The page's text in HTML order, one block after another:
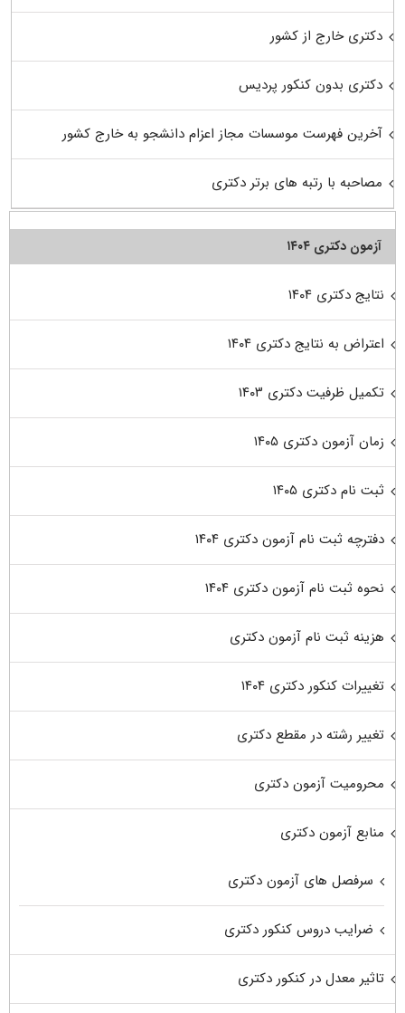
دکتری خارج از کشور
دکتری بدون کنکور پردیس
آخرین فهرست موسسات مجاز اعزام دانشجو به خارج کشور
مصاحبه با رتبه های برتر دکتری
آزمون دکتری ۱۴۰۴
نتایج دکتری ۱۴۰۴
اعتراض به نتایج دکتری ۱۴۰۴
تکمیل ظرفیت دکتری ۱۴۰۳
زمان آزمون دکتری ۱۴۰۵
ثبت نام دکتری ۱۴۰۵
دفترچه ثبت نام آزمون دکتری ۱۴۰۴
نحوه ثبت نام آزمون دکتری ۱۴۰۴
هزینه ثبت نام آزمون دکتری
تغییرات کنکور دکتری ۱۴۰۴
تغییر رشته در مقطع دکتری
محرومیت آزمون دکتری
منابع آزمون دکتری
سرفصل های آزمون دکتری
ضرایب دروس کنکور دکتری
تاثیر معدل در کنکور دکتری